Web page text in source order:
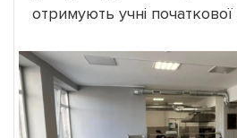
отримують учні